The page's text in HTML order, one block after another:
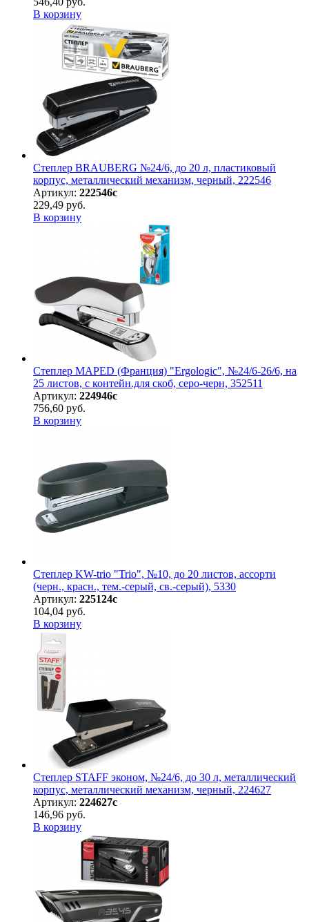
В корзину
Степлер BRAUBERG №24/6, до 20 л, пластиковый
корпус, металлический механизм, черный, 222546
Артикул: 222546с
229,49 руб.
В корзину
Степлер MAPED (Франция) "Ergologic", №24/6-26/6, на
25 листов, с контейн.для скоб, серо-черн, 352511
Артикул: 224946с
756,60 руб.
В корзину
Степлер KW-trio "Trio", №10, до 20 листов, ассорти
(черн., красн., тем.-серый, св.-серый), 5330
Артикул: 225124с
104,04 руб.
В корзину
Степлер STAFF эконом, №24/6, до 30 л, металлический
корпус, металлический механизм, черный, 224627
Артикул: 224627с
146,96 руб.
В корзину